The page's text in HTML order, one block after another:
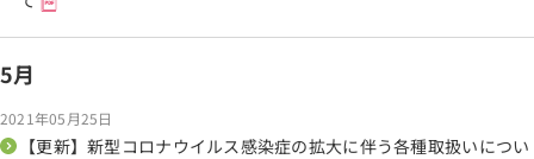
5月
2021年05月25日
【更新】新型コロナウイルス感染症の拡大に伴う各種取扱いについ